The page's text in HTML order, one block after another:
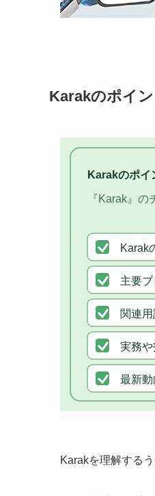
Karakのポイン
Karakのポイ
『Karak』の
Karak
主要
関連
実務
最新
Karakを理解する